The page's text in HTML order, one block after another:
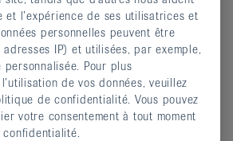
et utiliser mes données
à sapolitique de
révoquer ce consentement à
demander un aperçu de mes
et l’expérience de ses utilisatrices et
personnelles peuvent être
IP) et utilisées, par exemple,
Pour plus
de vos données, veuillez
de confidentialité. Vous pouvez
votre consentement à tout moment